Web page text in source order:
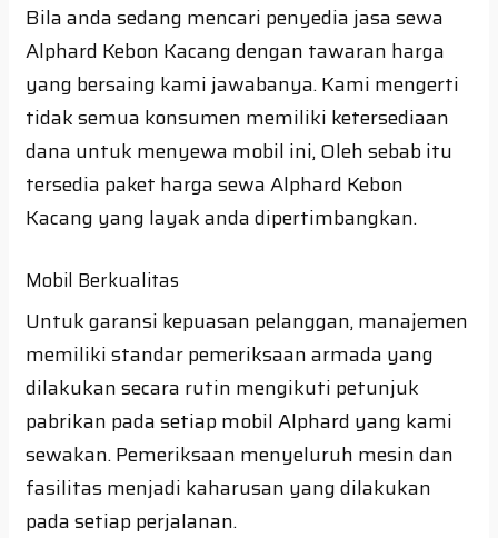
Bila anda sedang mencari penyedia jasa sewa
Alphard Kebon Kacang dengan tawaran harga
yang bersaing kami jawabanya. Kami mengerti
tidak semua konsumen memiliki ketersediaan
dana untuk menyewa mobil ini, Oleh sebab itu
tersedia paket harga sewa Alphard Kebon
Kacang yang layak anda dipertimbangkan.
Mobil Berkualitas
Untuk garansi kepuasan pelanggan, manajemen
memiliki standar pemeriksaan armada yang
dilakukan secara rutin mengikuti petunjuk
pabrikan pada setiap mobil Alphard yang kami
sewakan. Pemeriksaan menyeluruh mesin dan
fasilitas menjadi kaharusan yang dilakukan
pada setiap perjalanan.